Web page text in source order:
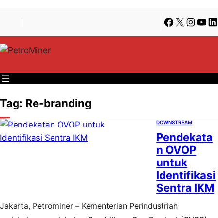
Facebook
X
Tag: Re-branding
DOWNSTREAM
Pendekata
n OVOP
untuk
Identifikasi
Sentra IKM
Jakarta, Petrominer – Kementerian Perindustrian